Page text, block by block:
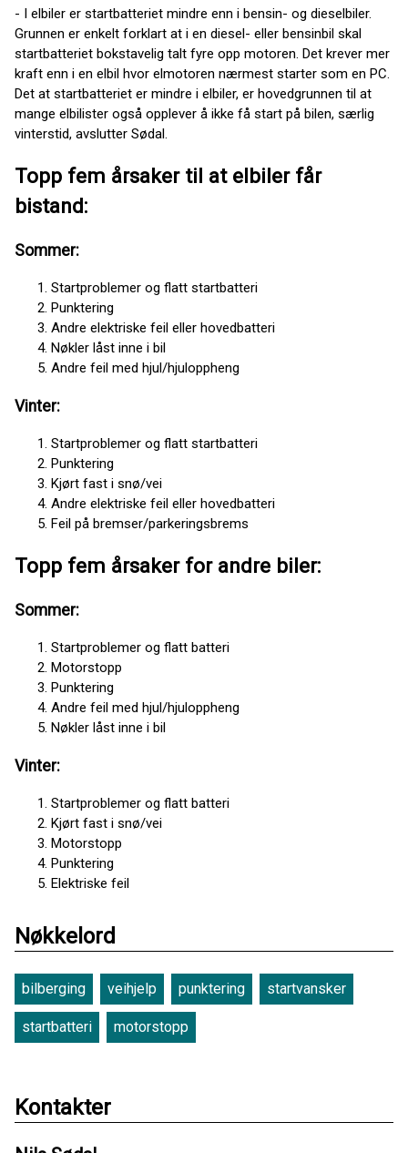
- I elbiler er startbatteriet mindre enn i bensin- og dieselbiler.
Grunnen er enkelt forklart at i en diesel- eller bensinbil skal
startbatteriet bokstavelig talt fyre opp motoren. Det krever mer
kraft enn i en elbil hvor elmotoren nærmest starter som en PC.
Det at startbatteriet er mindre i elbiler, er hovedgrunnen til at
mange elbilister også opplever å ikke få start på bilen, særlig
vinterstid, avslutter Sødal.
Topp fem årsaker til at elbiler får
bistand:
Sommer:
Startproblemer og flatt startbatteri
Punktering
Andre elektriske feil eller hovedbatteri
Nøkler låst inne i bil
Andre feil med hjul/hjuloppheng
Vinter:
Startproblemer og flatt startbatteri
Punktering
Kjørt fast i snø/vei
Andre elektriske feil eller hovedbatteri
Feil på bremser/parkeringsbrems
Topp fem årsaker for andre biler:
Sommer:
Startproblemer og flatt batteri
Motorstopp
Punktering
Andre feil med hjul/hjuloppheng
Nøkler låst inne i bil
Vinter:
Startproblemer og flatt batteri
Kjørt fast i snø/vei
Motorstopp
Punktering
Elektriske feil
Nøkkelord
bilberging veihjelp punktering startvansker
startbatteri motorstopp
Kontakter